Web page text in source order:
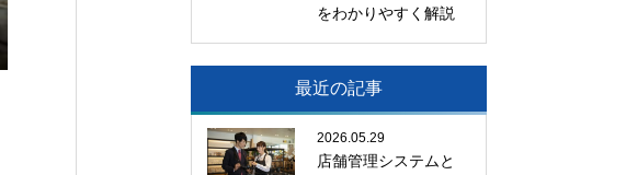
をわかりやすく解説
最近の記事
2026.05.29
店舗管理システムと